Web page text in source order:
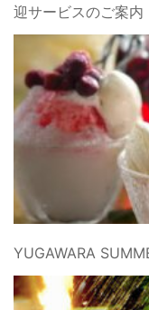
迎サービスのご案内
YUGAWARA